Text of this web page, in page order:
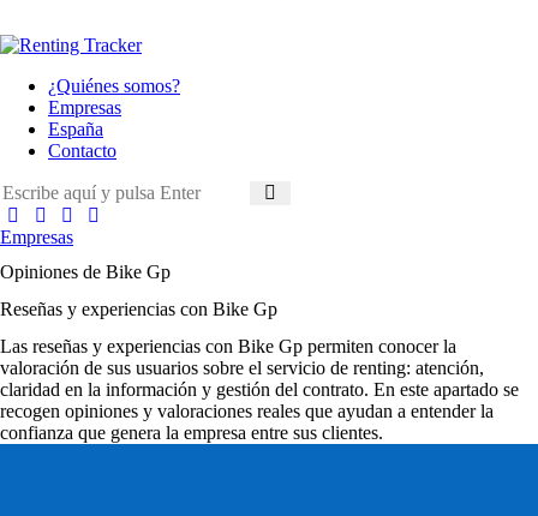
¿Quiénes somos?
Empresas
España
Contacto
Empresas
Opiniones de Bike Gp
Reseñas y experiencias con Bike Gp
Las reseñas y experiencias con Bike Gp permiten conocer la
valoración de sus usuarios sobre el servicio de renting: atención,
claridad en la información y gestión del contrato. En este apartado se
recogen opiniones y valoraciones reales que ayudan a entender la
confianza que genera la empresa entre sus clientes.